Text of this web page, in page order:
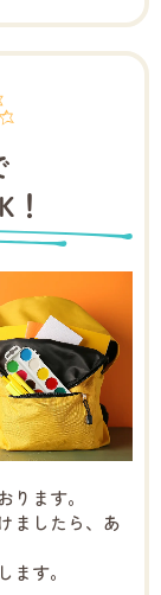
ります。
ましたら、あ
す。